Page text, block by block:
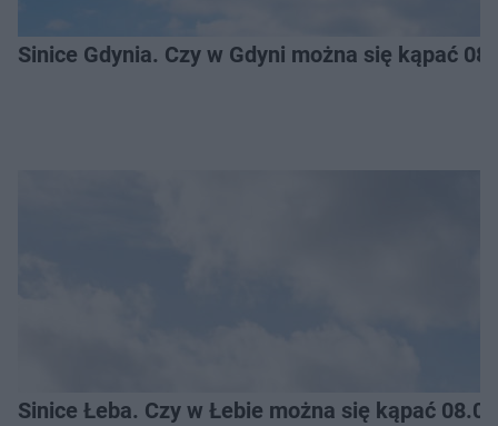
Sinice Gdynia. Czy w Gdyni można się kąpać
Sinice Łeba. Czy w Łebie można się kąpać